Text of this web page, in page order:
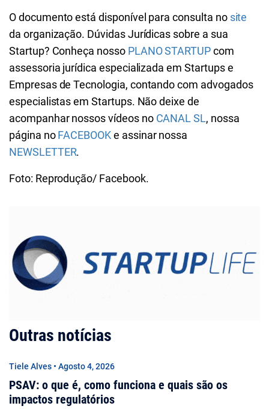
O documento está disponível para consulta no site
da organização. Dúvidas Jurídicas sobre a sua
Startup? Conheça nosso PLANO STARTUPcom
assessoria jurídica especializada em Startups e
Empresas de Tecnologia, contando com advogados
especialistas em Startups. Não deixe de
acompanhar nossos vídeos no CANAL SL, nossa
página noFACEBOOKe assinar nossa
NEWSLETTER.
Foto: Reprodução/ Facebook.
Outras notícias
Tiele Alves • Agosto 4, 2026
PSAV: o que é, como funciona e quais são os
impactos regulatórios